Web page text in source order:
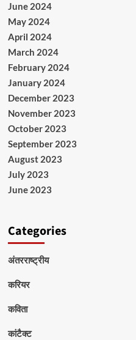
June 2024
May 2024
April 2024
March 2024
February 2024
January 2024
December 2023
November 2023
October 2023
September 2023
August 2023
July 2023
June 2023
Categories
अंतरराष्ट्रीय
करियर
कविता
कांटैक्ट